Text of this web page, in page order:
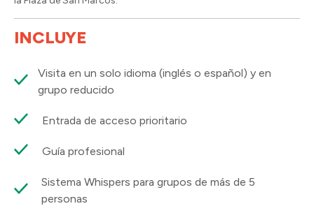
INCLUYE
Visita en un solo idioma (inglés o español) y en
grupo reducido
Entrada de acceso prioritario
Guía profesional
Sistema Whispers para grupos de más de 5
personas